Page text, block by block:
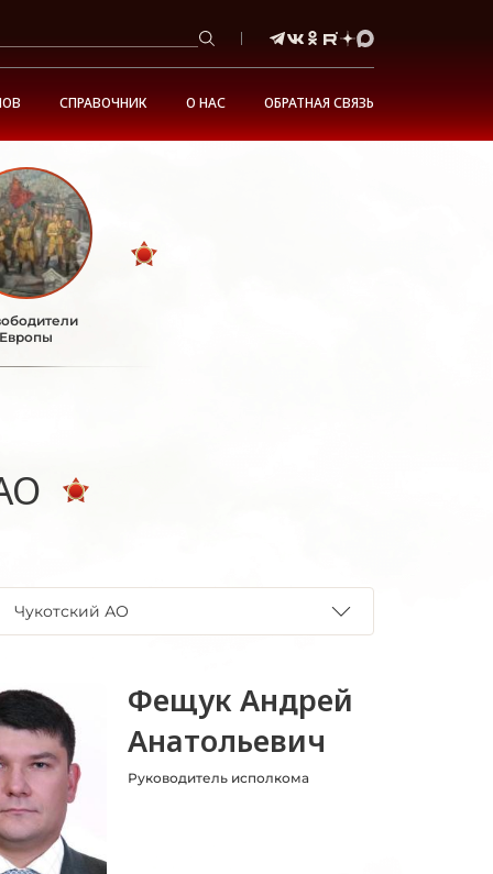
СПРАВОЧНИК О НАС ОБРАТНАЯ СВЯЗЬ
Европы
Чукотский АО
Фещук Андрей
Анатольевич
Руководитель исполкома